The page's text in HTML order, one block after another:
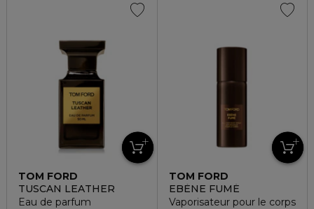
TOM FORD
TUSCAN LEATHER
Eau de parfum
TOM FORD
EBÈNE FUMÉ
Vaporisateur pour le corps